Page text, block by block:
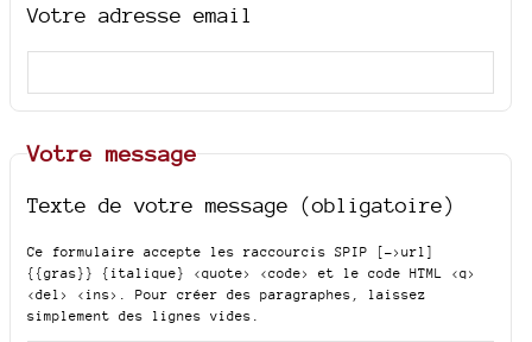
Votre adresse email
Votre message
Texte de votre message (obligatoire)
Ce formulaire accepte les raccourcis SPIP
[->url]
{{gras}} {italique} <quote> <code>
et le code HTML <q>
<del> <ins>
. Pour créer des paragraphes, laissez
simplement des lignes vides.